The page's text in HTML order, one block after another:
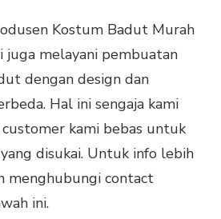
Kostum Badut Murah
juga melayani pembuatan
dengan design dan
Hal ini sengaja kami
kami bebas untuk
disukai. Untuk info lebih
menghubungi contact
ini.